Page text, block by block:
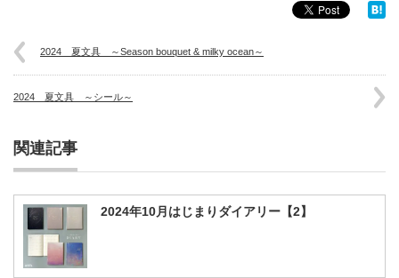
2024 夏文具 ～Season bouquet & milky ocean～
2024 夏文具 ～シール～
関連記事
2024年10月はじまりダイアリー【2】